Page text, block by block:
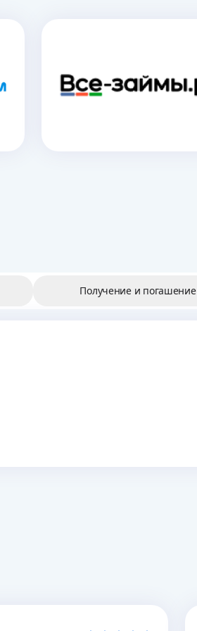
Получение и погашение